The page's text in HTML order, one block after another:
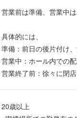
営業前は準備、営業中
具体的には、
準備：前日の後片付け
営業中：ホール内での
営業終了前：徐々に閉
20歳以上